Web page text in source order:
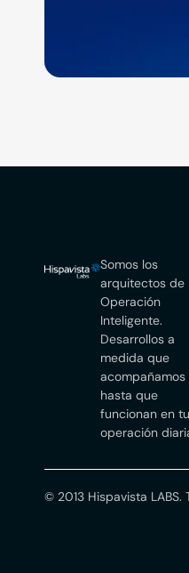
Somos los
arquitectos de
Operación
Inteligente.
Desarrollos a
medida que
acompañamos
hasta que
funcionan en tu
operación
© 2013 Hispavista